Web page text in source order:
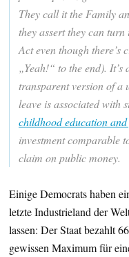
They call it the Family
they assert they can
Act even though there’s
„Yeah!“ to the end).
transparent version of a
leave is associated with
childhood education
investment comparable
claim on public money.
Einige Democrats haben
letzte Industrieland der
lassen: Der Staat bezahlt
gewissen Maximum für